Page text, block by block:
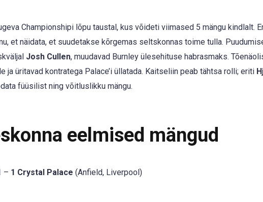
Championshipi lõpu taustal, kus võideti viimased 5 mängu kindlalt.
et näidata, et suudetakse kõrgemas seltskonnas toime tulla.
Josh Cullen, muudavad Burnley ülesehituse habrasmaks.
ja üritavad kontratega Palace’i üllatada. Kaitseliin peab tähtsa rolli; eriti
füüsilist ning võitluslikku mängu.
eelmised mängud
– 1 Crystal Palace (Anfield, Liverpool)